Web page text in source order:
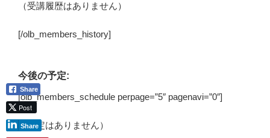
（受講履歴はありません）
[/olb_members_history]
今後の予定:
[olb_members_schedule perpage=”5″ pagenavi=”0″]
（予定はありません）
Share
Post
Share